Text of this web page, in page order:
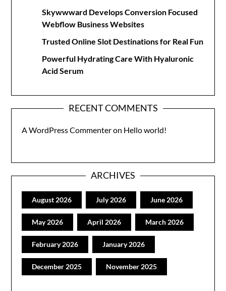
Skywwward Develops Conversion Focused
Webflow Business Websites
Trusted Online Slot Destinations for Real Fun
Powerful Hydrating Care With Hyaluronic
Acid Serum
RECENT COMMENTS
A WordPress Commenteron Hello world!
ARCHIVES
August 2026 July 2026 June 2026
May 2026 April 2026 March 2026
February 2026 January 2026
December 2025 November 2025